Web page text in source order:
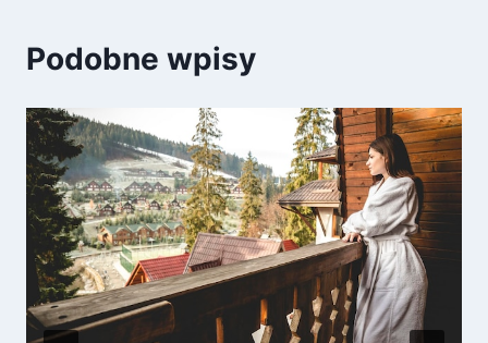
Podobne wpisy